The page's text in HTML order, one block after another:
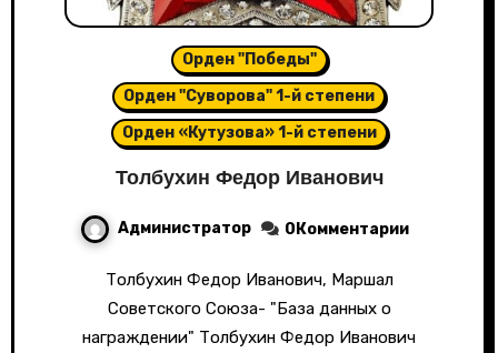
Орден "Победы"
Орден "Суворова" 1-й степени
Орден «Кутузова» 1-й степени
Толбухин Федор Иванович
Администратор 0Комментарии
Толбухин Федор Иванович, Маршал
Советского Союза- "База данных о
награждении" Толбухин Федор Иванович